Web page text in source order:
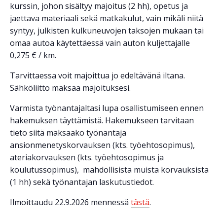
kurssin, johon sisältyy majoitus (2 hh), opetus ja
jaettava materiaali sekä matkakulut, vain mikäli niitä
syntyy, julkisten kulkuneuvojen taksojen mukaan tai
omaa autoa käytettäessä vain auton kuljettajalle
0,275 € / km.
Tarvittaessa voit majoittua jo edeltävänä iltana.
Sähköliitto maksaa majoituksesi.
Varmista työnantajaltasi lupa osallistumiseen ennen
hakemuksen täyttämistä. Hakemukseen tarvitaan
tieto siitä maksaako työnantaja
ansionmenetyskorvauksen (kts. työehtosopimus),
ateriakorvauksen (kts. työehtosopimus ja
koulutussopimus), mahdollisista muista korvauksista
(1 hh) sekä työnantajan laskutustiedot.
Ilmoittaudu 22.9.2026 mennessä tästä.